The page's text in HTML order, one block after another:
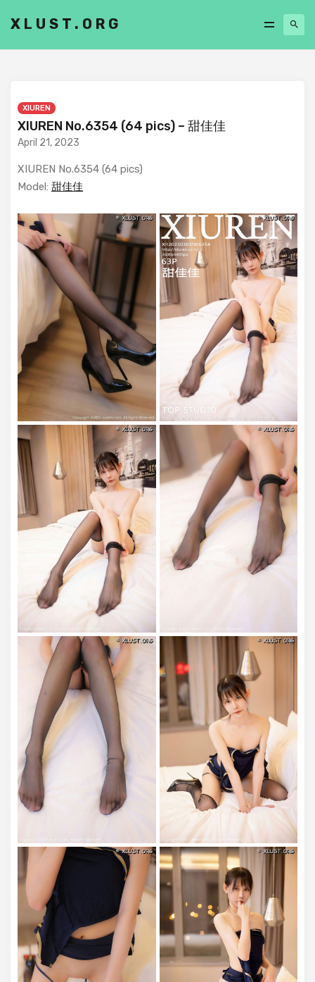
XLUST.ORG
XIUREN
XIUREN No.6354 (64 pics) – 甜佳佳
April 21, 2023
XIUREN No.6354 (64 pics)
Model: 甜佳佳